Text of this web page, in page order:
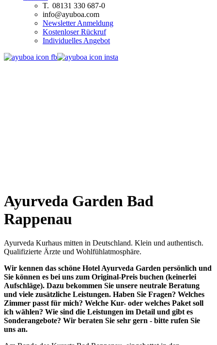
T. 08131 330 687-0
info@ayuboa.com
Newsletter Anmeldung
Kostenloser Rückruf
Individuelles Angebot
Ayurveda Garden Bad
Rappenau
Ayurveda Kurhaus mitten in Deutschland. Klein und authentisch.
Qualifizierte Ärzte und Wohlfühlatmosphäre.
Wir kennen das schöne Hotel Ayurveda Garden persönlich und
Sie können es bei uns zum Original-Preis buchen (keinerlei
Aufschläge). Dazu bekommen Sie unsere neutrale Beratung
und viele zusätzliche Leistungen. Haben Sie Fragen? Welches
Zimmer passt für mich? Welche Kur- oder welches Paket soll
ich wählen? Wie sind die Leistungen im Detail und gibt es
Sonderangebote? Wir beraten Sie sehr gern - bitte rufen Sie
uns an.